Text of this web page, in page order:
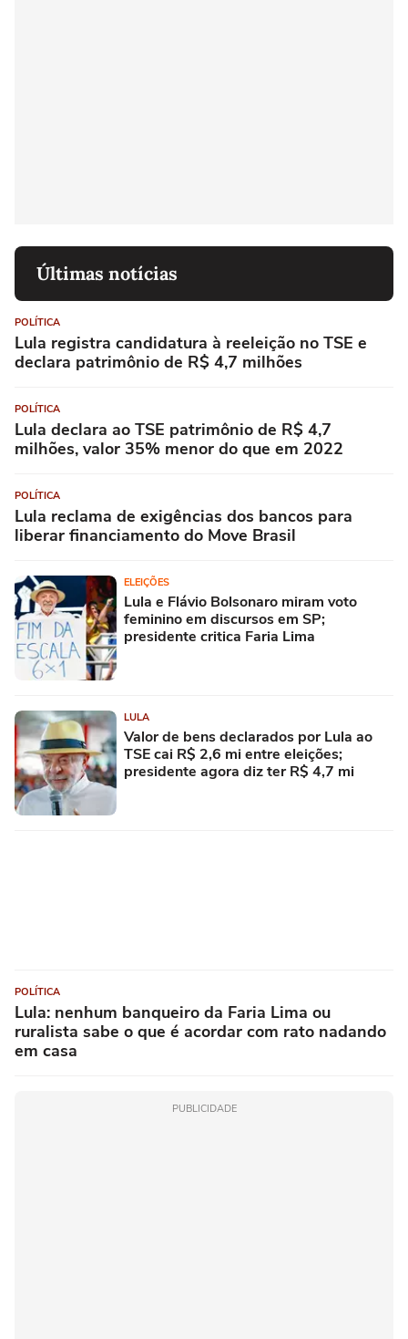
Últimas notícias
POLÍTICA
Lula registra candidatura à reeleição no TSE e
declara patrimônio de R$ 4,7 milhões
POLÍTICA
Lula declara ao TSE patrimônio de R$ 4,7
milhões, valor 35% menor do que em 2022
POLÍTICA
Lula reclama de exigências dos bancos para
liberar financiamento do Move Brasil
ELEIÇÕES
Lula e Flávio Bolsonaro miram voto
feminino em discursos em SP;
presidente critica Faria Lima
LULA
Valor de bens declarados por Lula ao
TSE cai R$ 2,6 mi entre eleições;
presidente agora diz ter R$ 4,7 mi
POLÍTICA
Lula: nenhum banqueiro da Faria Lima ou
ruralista sabe o que é acordar com rato nadando
em casa
PUBLICIDADE